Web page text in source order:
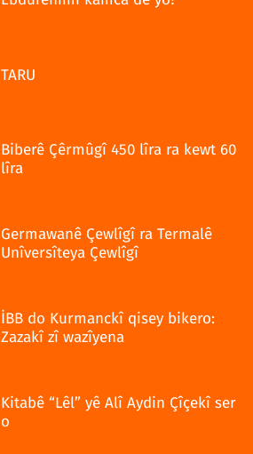
TARU
Biberê Çêrmûgî 450 lîra ra kewt 60
lîra
Germawanê Çewlîgî ra Termalê
Unîversîteya Çewlîgî
İBB do Kurmanckî qisey bikero:
Zazakî zî wazîyena
Kitabê “Lêl” yê Alî Aydin Çîçekî ser
o